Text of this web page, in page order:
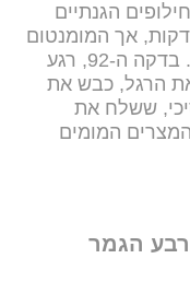
הגנתיים
אך המומנטום
הארגנטינאי היה בלתי ניתן לעצירה. בדקה ה-92, רגע
הרגל, כבש את
הדרמטי וקבע 2:3 פסיכי, ששלח את
המומים
הגמר